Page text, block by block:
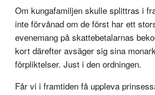
Om kungafamiljen skulle splittras i
inte förvånad om de först har ett
evenemang på skattebetalarnas
kort därefter avsäger sig sina
förpliktelser. Just i den ordningen.
Får vi i framtiden få uppleva